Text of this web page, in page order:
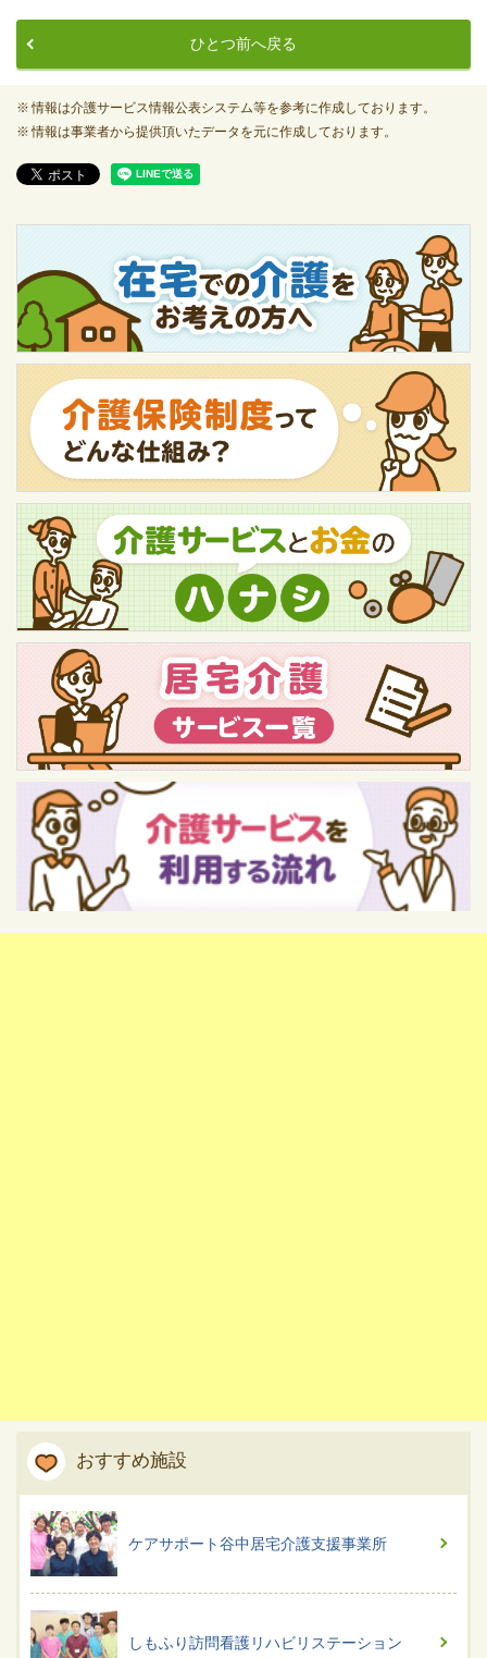
ひとつ前へ戻る
情報は介護サービス情報公表システム等を参考に作成しております。
情報は事業者から提供頂いたデータを元に作成しております。
おすすめ施設
ケアサポート谷中居宅介護支援事業所
しもふり訪問看護リハビリステーション